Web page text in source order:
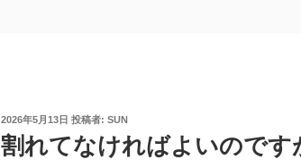
投
稿
日:
2026年5月13日 投稿者: SUN
割れてなければよいので